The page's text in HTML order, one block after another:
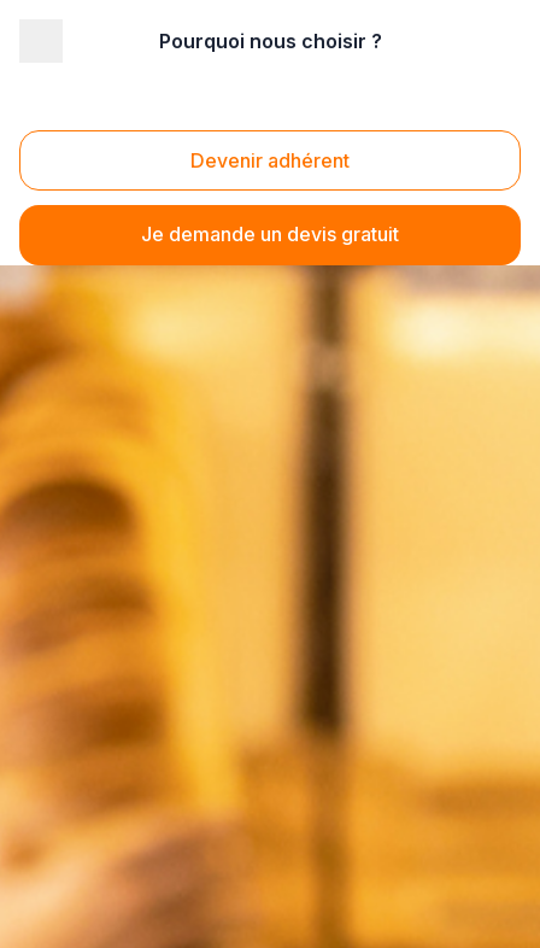
Pourquoi nous choisir ?
Devenir adhérent
Je demande un devis gratuit